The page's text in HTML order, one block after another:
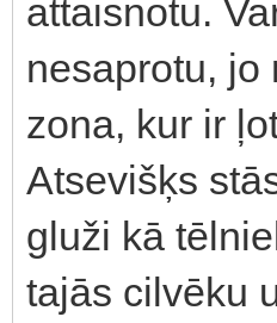
attaisnotu.
nesaprotu, jo
zona, kur ir
Atsevišķs
gluži kā
tajās cilvēku